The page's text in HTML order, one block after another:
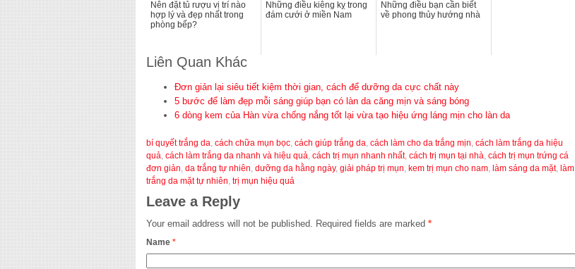
Nên đặt tủ rượu vị trí nào
hợp lý và đẹp nhất trong
phòng bếp?
Những điều kiêng kỵ trong
đám cưới ở miền Nam
Những điều bạn cần biết
về phong thủy hướng nhà
Liên Quan Khác
Đơn giản lại siêu tiết kiệm thời gian, cách để dưỡng da cực chất này
5 bước để làm đẹp mỗi sáng giúp bạn có làn da căng mịn và sáng bóng
6 dòng kem của Hàn vừa chống nắng tốt lại vừa tạo hiệu ứng láng mịn cho làn da
bí quyết trắng da, cách chữa mụn bọc, cách giúp trắng da, cách làm cho da trắng mịn, cách làm trắng da hiệu
quả, cách làm trắng da nhanh và hiệu quả, cách trị mụn nhanh nhất, cách trị mụn tại nhà, cách trị mụn trứng cá
đơn giản, da trắng tự nhiên, dưỡng da hằng ngày, giải pháp trị mụn, kem trị mụn cho nam, làm sáng da mặt, làm
trắng da mặt tự nhiên, trị mụn hiệu quả
Leave a Reply
Your email address will not be published. Required fields are marked *
Name *